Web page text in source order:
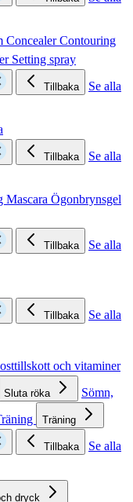
ConcealerContouring
Setting spray
Tillbaka
Se alla
Tillbaka
Se alla
Mascara Ögonbrynsgel
Tillbaka
Se alla
Tillbaka
Se alla
och vitaminer
Sluta röka
Sömn,
Träning
Tillbaka
Se alla
dryck